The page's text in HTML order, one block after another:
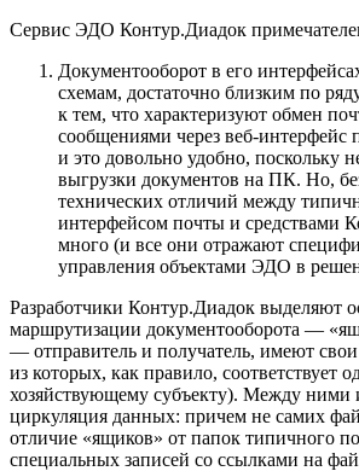
Сервис ЭДО Контур.Диадок
Документооборот в его
схемам, достаточно близким по
к тем, что характеризуют обмен
сообщениями через веб-интерфейс
и это довольно удобно, поскольку
выгрузки документов на ПК. Но,
технических отличий между
интерфейсом почты и средствами
много (и все они отражают
управления объектами ЭДО в
Разработчики Контур.Диадок выделяют
маршрутизации документооборота —
— отправитель и получатель, имеют
из которых, как правило, соответствует
хозяйствующему субъекту). Между ними
циркуляция данных: причем не самих
отличие «ящиков» от папок типичного
специальных записей со ссылками на